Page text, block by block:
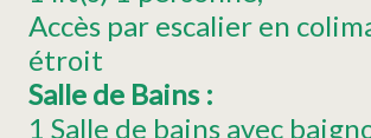
Accès par escalier en
étroit
Salle de Bains :
1 Salle de bains avec